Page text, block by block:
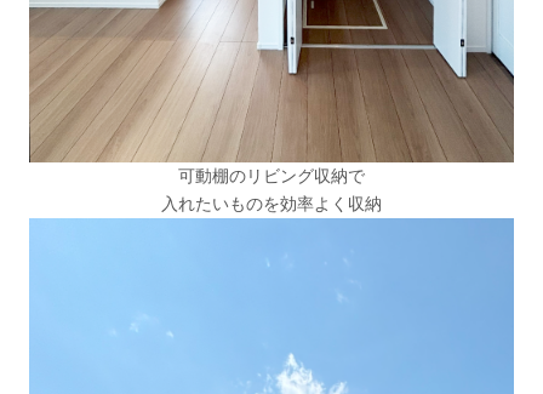
可動棚のリビング収納で
入れたいものを効率よく収納